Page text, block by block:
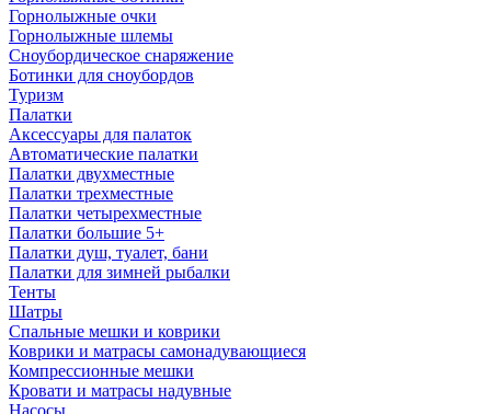
Горнолыжные очки
Горнолыжные шлемы
Сноубордическое снаряжение
Ботинки для сноубордов
Туризм
Палатки
Аксессуары для палаток
Автоматические палатки
Палатки двухместные
Палатки трехместные
Палатки четырехместные
Палатки большие 5+
Палатки душ, туалет, бани
Палатки для зимней рыбалки
Тенты
Шатры
Спальные мешки и коврики
Коврики и матрасы самонадувающиеся
Компрессионные мешки
Кровати и матрасы надувные
Насосы